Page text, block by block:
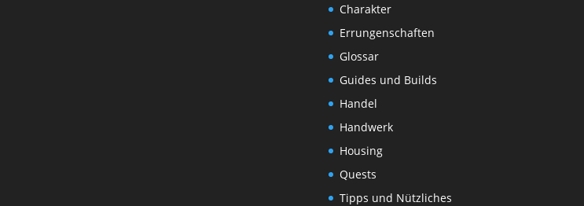
Charakter
Errungenschaften
Glossar
Guides und Builds
Handel
Handwerk
Housing
Quests
Tipps und Nützliches